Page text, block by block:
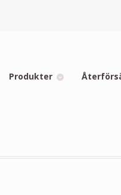
Produkter